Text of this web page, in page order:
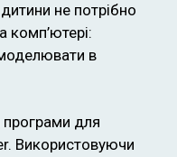
не потрібно
комп’ютері:
в
для
Використовуючи